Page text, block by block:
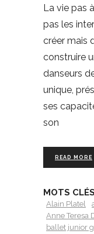
La vie pas
pas les
créer mais
construire
danseurs
unique,
ses
son
READ MORE
MOTS CLÉS
Alain Platel
Anne Teresa
ballet junior